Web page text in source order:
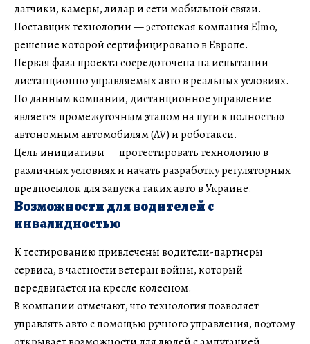
датчики, камеры, лидар и сети мобильной связи.
Поставщик технологии — эстонская компания Elmo,
решение которой сертифицировано в Европе.
Первая фаза проекта сосредоточена на испытании
дистанционно управляемых авто в реальных условиях.
По данным компании, дистанционное управление
является промежуточным этапом на пути к полностью
автономным автомобилям (AV) и роботакси.
Цель инициативы — протестировать технологию в
различных условиях и начать разработку регуляторных
предпосылок для запуска таких авто в Украине.
Возможности для водителей с
инвалидностью
К тестированию привлечены водители-партнеры
сервиса, в частности ветеран войны, который
передвигается на кресле колесном.
В компании отмечают, что технология позволяет
управлять авто с помощью ручного управления, поэтому